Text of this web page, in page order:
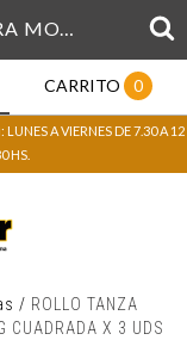
ROLLO TANZA LUSQTOFF PARA MOTOGUADAÑA 3MM 1KG CUADRADA X 3 UDS
CARRITO 0
A VIERNES DE 7.30 A 12
HS.
/ ROLLO TANZA
CUADRADA X 3 UDS